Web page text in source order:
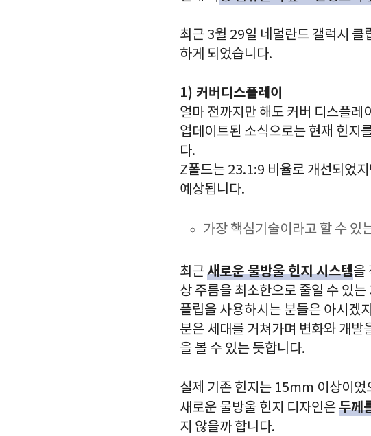
최근 3월 29일 네덜란드 갤럭시
하게 되었습니다.
1) 커버디스플레이
얼마 전까지만 해도 커버 디스플레
업데이트된 소식으로는 현재 힌지
다.
Z폴드는 23.1:9 비율로 개선되었
예상됩니다.
가장 핵심기술이라고 할 수 있
최근새로운 물방울 힌지 시스템을
상 주름을 최소한으로 줄일 수 있
플립을 사용하시는 분들은 아시겠
분은 세대를 거쳐가며 변화와 개발
을 볼 수 있는 듯합니다.
실제 기존 힌지는 15mm 이상이었
새로운 물방울 힌지 디자인은두께
지 않을까 합니다.